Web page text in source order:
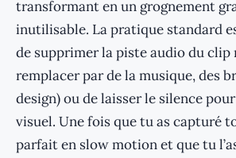
transformant en un grognement
inutilisable. La pratique standard
de supprimer la piste audio du clip
remplacer par de la musique, des
design) ou de laisser le silence
visuel. Une fois que tu as capturé
parfait en slow motion et que tu